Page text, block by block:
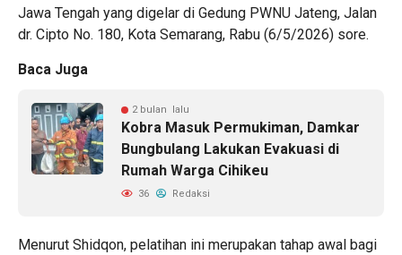
Jawa Tengah yang digelar di Gedung PWNU Jateng, Jalan
dr. Cipto No. 180, Kota Semarang, Rabu (6/5/2026) sore.
Baca Juga
2 bulan lalu
Kobra Masuk Permukiman, Damkar
Bungbulang Lakukan Evakuasi di
Rumah Warga Cihikeu
36 Redaksi
Menurut Shidqon, pelatihan ini merupakan tahap awal bagi